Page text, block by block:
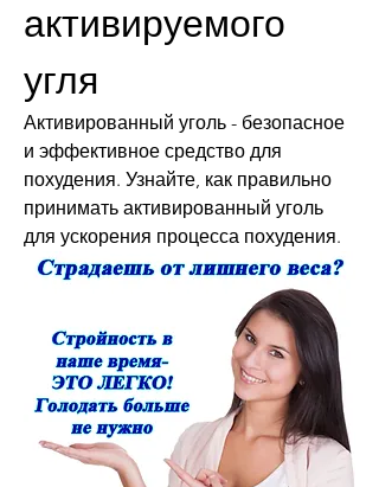
активируемого
угля
Активированный уголь - безопасное
и эффективное средство для
похудения. Узнайте, как правильно
принимать активированный уголь
для ускорения процесса похудения.